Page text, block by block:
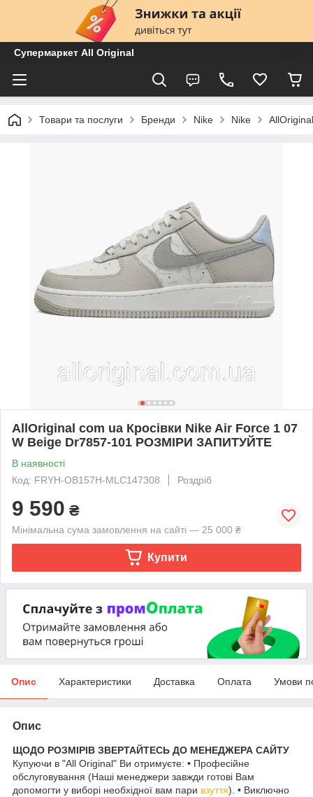
Супермаркет All Original
Товари та послуги Бренди Nike Nike
AllOriginal com ua Кросівки Nike Air Force 1 07
W Beige Dr7857-101 РОЗМІРИ ЗАПИТУЙТЕ
В наявності
Код: FRYH-OB157H-MLC147308
Роздріб
9 590 ₴
Мінімальна сума замовлення на сайті — 25 000 ₴
Купити
Опис Характеристики Доставка Оплата Умови
Опис
ЩОДО РОЗМІРІВ ЗВЕРТАЙТЕСЬ ДО МЕНЕДЖЕРА САЙТУ
Купуючи в "All Original" Ви отримуєте: • Професійне
обслуговування (Наші менеджери завжди готові Вам
допомогти у виборі необхідної вам пари взуття). • Виключно